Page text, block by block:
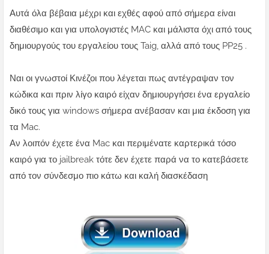
Αυτά όλα βέβαια μέχρι και εχθές αφού από σήμερα είναι
διαθέσιμο και για υπολογιστές MAC και μάλιστα όχι από τους
δημιουργούς του εργαλείου τους Taig, αλλά από τους PP25 .
Ναι οι γνωστοί Κινέζοι που λέγεται πως αντέγραψαν τον
κώδικα και πριν λίγο καιρό είχαν δημιουργήσει ένα εργαλείο
δικό τους για windows σήμερα ανέβασαν και μια έκδοση για
τα Mac.
Αν λοιπόν έχετε ένα Mac και περιμένατε καρτερικά τόσο
καιρό για το jailbreak τότε δεν έχετε παρά να το κατεβάσετε
από τον σύνδεσμο πιο κάτω και καλή διασκέδαση